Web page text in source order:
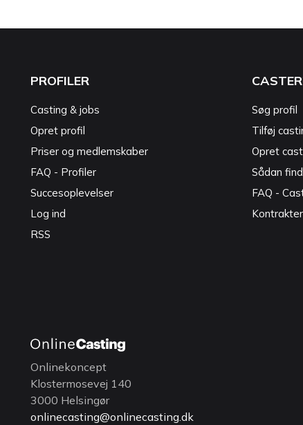
PROFILER
Casting & jobs
Opret profil
Priser og medlemskaber
FAQ - Profiler
Succesoplevelser
Log ind
RSS
Søg profil
Tilføj
Opret
Sådan
FAQ -
Kontrakter
Onlinekoncept
Klostermosevej 140
3000 Helsingør
onlinecasting@onlinecasting.dk